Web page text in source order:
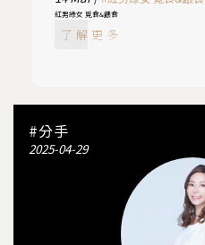
#分手
2025-04-29
紅男綠女 覓食&餵食
了解更多